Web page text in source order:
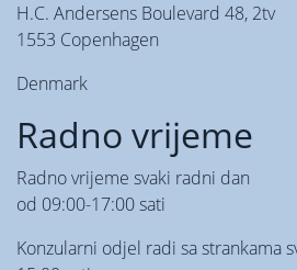
H.C. Andersens Boulevard 48, 2tv
1553 Copenhagen
Denmark
Radno vrijeme
Radno vrijeme svaki radni dan
od 09:00-17:00 sati
Konzularni odjel radi sa strankama